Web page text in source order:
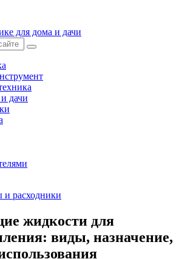
для дома и дачи
дачи
и расходники
жидкости для
виды, назначение,